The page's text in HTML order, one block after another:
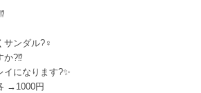
サンダル?‍♀️
か?⁉️
イになります?✨
→1000円